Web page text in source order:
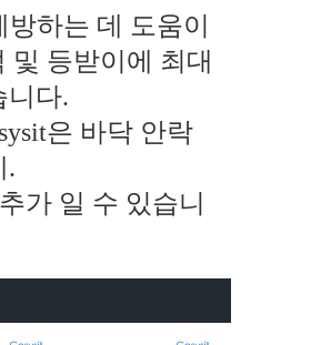
하는 데 도움이
및 등받이에 최대
니다.
은 바닥 안락
.
추가 일 수 있습니